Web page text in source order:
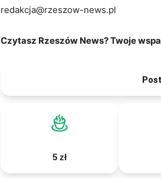
redakcja@rzeszow-news.pl
Czytasz Rzeszów News? Twoje
5 zł